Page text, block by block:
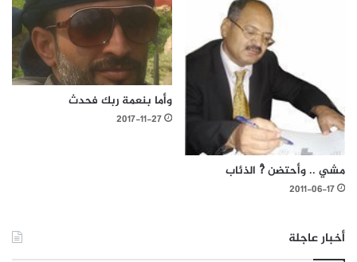
مشي .. وأحتضن ?ْ الذئاب
2011-06-17
وأما بنعمة ربك فحدث
2017-11-27
أخبار عاجلة